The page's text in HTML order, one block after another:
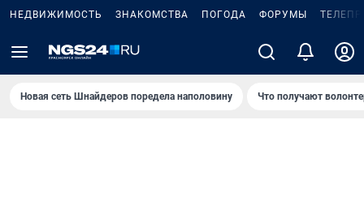
НЕДВИЖИМОСТЬ ЗНАКОМСТВА ПОГОДА ФОРУМЫ
Новая сеть Шнайдеров поредела наполовину Что получают